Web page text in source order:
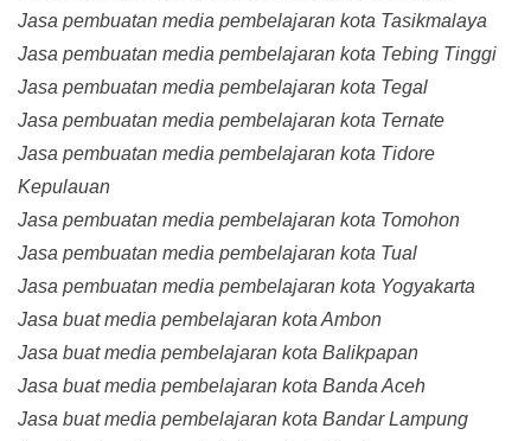
Jasa pembuatan media pembelajaran kota Tasikmalaya
Jasa pembuatan media pembelajaran kota Tebing Tinggi
Jasa pembuatan media pembelajaran kota Tegal
Jasa pembuatan media pembelajaran kota Ternate
Jasa pembuatan media pembelajaran kota Tidore
Kepulauan
Jasa pembuatan media pembelajaran kota Tomohon
Jasa pembuatan media pembelajaran kota Tual
Jasa pembuatan media pembelajaran kota Yogyakarta
Jasa buat media pembelajaran kota Ambon
Jasa buat media pembelajaran kota Balikpapan
Jasa buat media pembelajaran kota Banda Aceh
Jasa buat media pembelajaran kota Bandar Lampung